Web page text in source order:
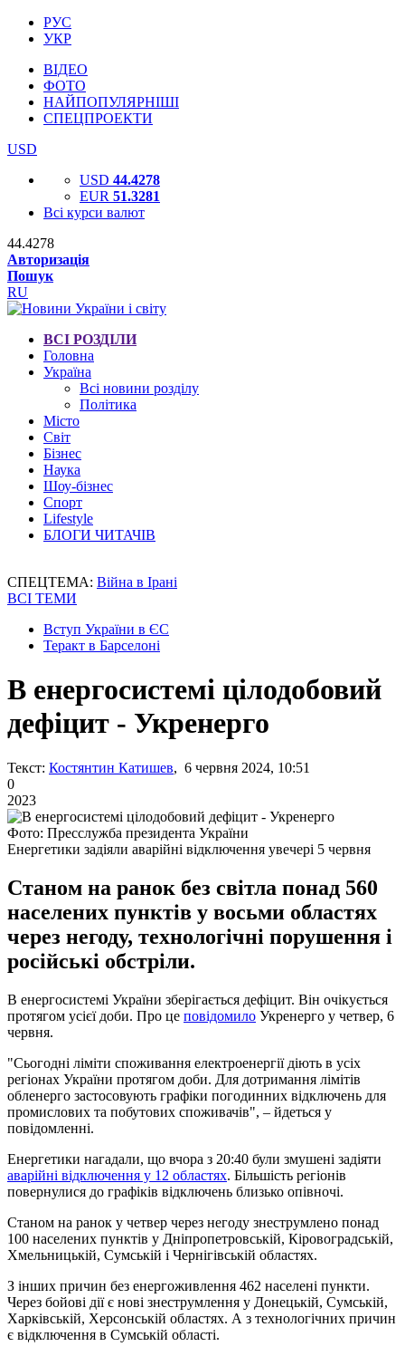
РУС
УКР
ВІДЕО
ФОТО
НАЙПОПУЛЯРНІШІ
СПЕЦПРОЕКТИ
USD
USD 44.4278
EUR 51.3281
Всі курси валют
44.4278
Авторизація
Пошук
RU
ВСІ РОЗДІЛИ
Головна
Україна
Всі новини розділу
Політика
Місто
Світ
Бізнес
Наука
Шоу-бізнес
Спорт
Lifestyle
БЛОГИ ЧИТАЧІВ
СПЕЦТЕМА: Війна в Ірані
ВСІ ТЕМИ
Вступ України в ЄС
Теракт в Барселоні
В енергосистемі цілодобовий
дефіцит - Укренерго
Текст: Костянтин Катишев, 6 червня 2024, 10:51
0
2023
Фото: Пресслужба президента України
Енергетики задіяли аварійні відключення увечері 5 червня
Станом на ранок без світла понад 560
населених пунктів у восьми областях
через негоду, технологічні порушення і
російські обстріли.
В енергосистемі України зберігається дефіцит. Він очікується
протягом усієї доби. Про це повідомило Укренерго у четвер, 6
червня.
"Сьогодні ліміти споживання електроенергії діють в усіх
регіонах України протягом доби. Для дотримання лімітів
обленерго застосовують графіки погодинних відключень для
промислових та побутових споживачів", – йдеться у
повідомленні.
Енергетики нагадали, що вчора з 20:40 були змушені задіяти
аварійні відключення у 12 областях. Більшість регіонів
повернулися до графіків відключень близько опівночі.
Станом на ранок у четвер через негоду знеструмлено понад
100 населених пунктів у Дніпропетровській, Кіровоградській,
Хмельницькій, Сумській і Чернігівській областях.
З інших причин без енергоживлення 462 населені пункти.
Через бойові дії є нові знеструмлення у Донецькій, Сумській,
Харківській, Херсонській областях. А з технологічних причин
є відключення в Сумській області.